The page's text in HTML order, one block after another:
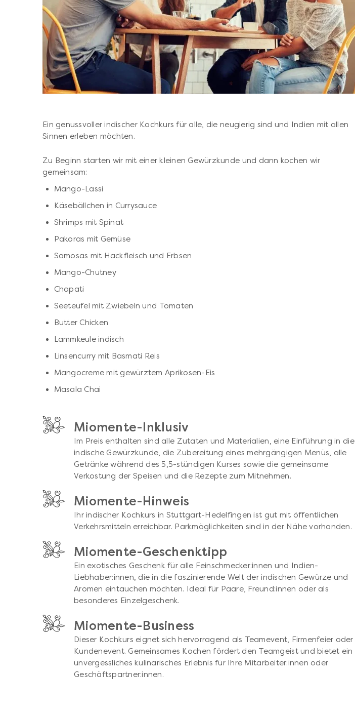
Ein genussvoller indischer Kochkurs für alle, die neugierig sind und Indien mit allen
Sinnen erleben möchten.
Zu Beginn starten wir mit einer kleinen Gewürzkunde und dann kochen wir
gemeinsam:
Mango-Lassi
Käsebällchen in Currysauce
Shrimps mit Spinat
Pakoras mit Gemüse
Samosas mit Hackfleisch und Erbsen
Mango-Chutney
Chapati
Seeteufel mit Zwiebeln und Tomaten
Butter Chicken
Lammkeule indisch
Linsencurry mit Basmati Reis
Mangocreme mit gewürztem Aprikosen-Eis
Masala Chai
Miomente-Inklusiv
Im Preis enthalten sind alle Zutaten und Materialien, eine Einführung in die
indische Gewürzkunde, die Zubereitung eines mehrgängigen Menüs, alle
Getränke während des 5,5-stündigen Kurses sowie die gemeinsame
Verkostung der Speisen und die Rezepte zum Mitnehmen.
Miomente-Hinweis
Ihr indischer Kochkurs in Stuttgart-Hedelfingen ist gut mit öffentlichen
Verkehrsmitteln erreichbar. Parkmöglichkeiten sind in der Nähe vorhanden.
Miomente-Geschenktipp
Ein exotisches Geschenk für alle Feinschmecker:innen und Indien-
Liebhaber:innen, die in die faszinierende Welt der indischen Gewürze und
Aromen eintauchen möchten. Ideal für Paare, Freund:innen oder als
besonderes Einzelgeschenk.
Miomente-Business
Dieser Kochkurs eignet sich hervorragend als Teamevent, Firmenfeier oder
Kundenevent. Gemeinsames Kochen fördert den Teamgeist und bietet ein
unvergessliches kulinarisches Erlebnis für Ihre Mitarbeiter:innen oder
Geschäftspartner:innen.